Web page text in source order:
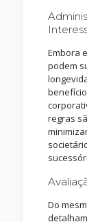
Embora
podem
regras
Do